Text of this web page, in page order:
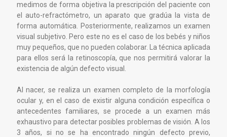
medimos de forma objetiva la prescripción del paciente con
el auto-refractómetro, un aparato que gradúa la vista de
forma automática. Posteriormente, realizamos un examen
visual subjetivo. Pero este no es el caso de los bebés y niños
muy pequeños, que no pueden colaborar. La técnica aplicada
para ellos será la retinoscopía, que nos permitirá valorar la
existencia de algún defecto visual.
Al nacer, se realiza un examen completo de la morfología
ocular y, en el caso de existir alguna condición específica o
antecedentes familiares, se procede a un examen más
exhaustivo para detectar posibles problemas de visión. A los
3 años, si no se ha encontrado ningún defecto previo,